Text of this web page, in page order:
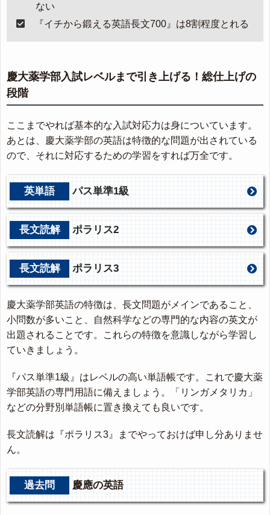
ない
『イチから鍛える英語長文700』は8割程度とれる
慶大薬学部入試レベルまで引き上げる！総仕上げの
段階
ここまでやれば基本的な入試対応力は身についています。
あとは、慶大薬学部の英語は特徴的な問題が出されている
ので、それに対応するための学習をすれば万全です。
英単語 パス単準1級
長文読解 ポラリス2
長文読解 ポラリス3
慶大薬学部英語の特徴は、長文問題がメインであること、
小問数が多いこと、自然科学などの専門的な内容の英文が
出題されることです。これらの特徴を意識しながら学習し
ていきましょう。
『パス単準1級』はレベルの高い単語帳です。これで慶大薬
学部英語の専門用語に備えましょう。「リンガメタリカ」
などの分野別単語帳に置き換えても良いです。
長文読解は『ポラリス3』までやっておけば申し分ありませ
ん。
過去問 慶應の英語